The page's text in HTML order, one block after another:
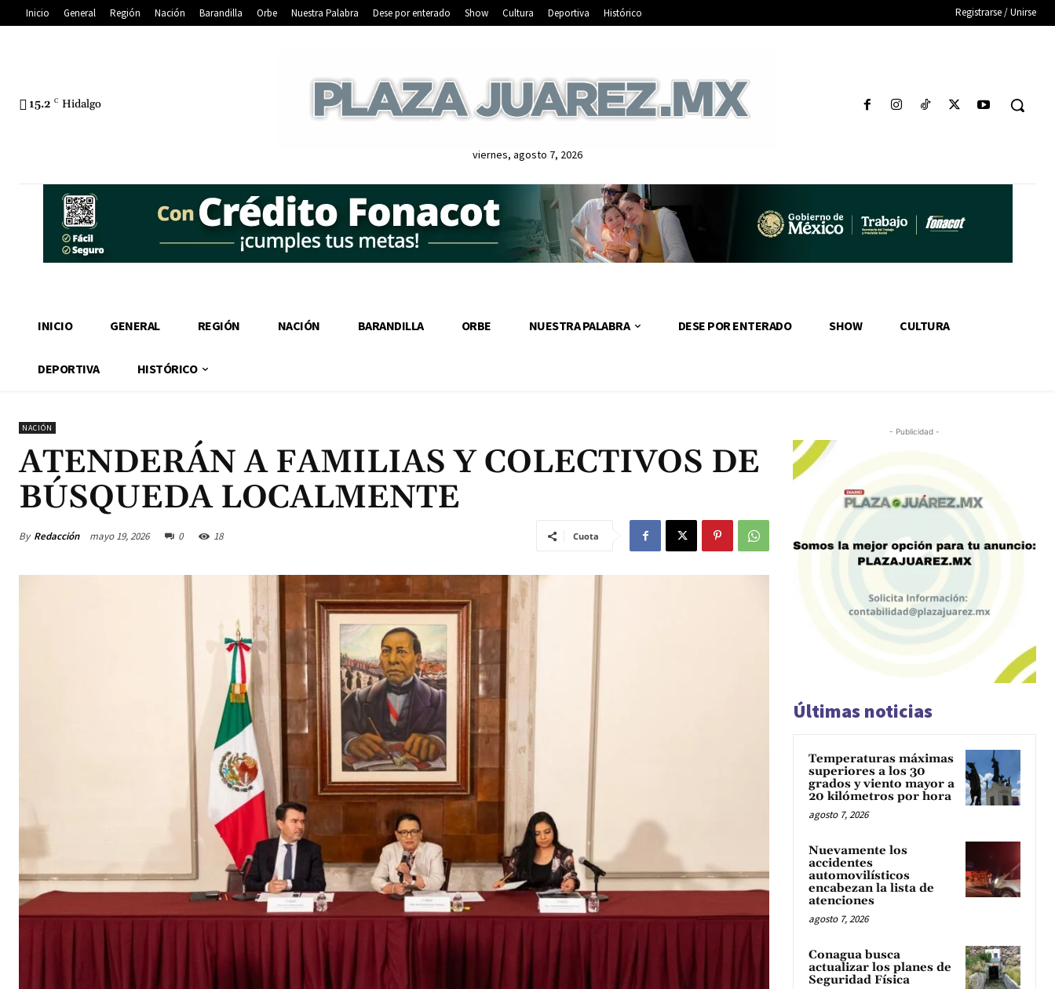
Inicio General Región Nación Barandilla Orbe Nuestra Palabra Dese por enterado Show Cultura Deportiva Histórico Registrarse / Unirse
15.2 C Hidalgo
viernes, agosto 7, 2026
INICIO GENERAL REGIÓN NACIÓN BARANDILLA ORBE NUESTRA PALABRA DESE POR ENTERADO SHOW CULTURA
DEPORTIVA HISTÓRICO
NACIÓN
ATENDERÁN A FAMILIAS Y COLECTIVOS DE
BÚSQUEDA LOCALMENTE
By Redacción mayo 19, 2026 0 18 Cuota
- Publicidad -
Últimas noticias
Temperaturas máximas
superiores a los 30
grados y viento mayor a
20 kilómetros por hora
agosto 7, 2026
Nuevamente los
accidentes
automovilísticos
encabezan la lista de
atenciones
agosto 7, 2026
Conagua busca
actualizar los planes de
Seguridad Física